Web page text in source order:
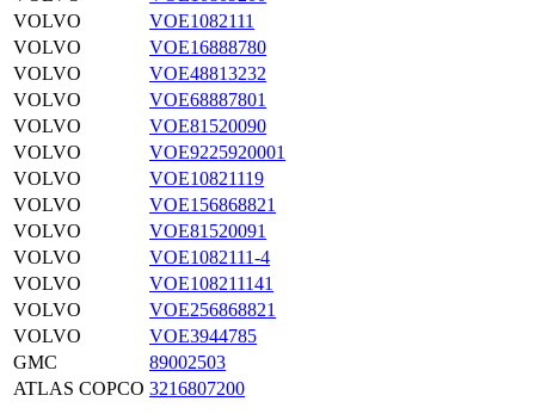
VOLVO
VOE1082111
VOLVO
VOE16888780
VOLVO
VOE48813232
VOLVO
VOE68887801
VOLVO
VOE81520090
VOLVO
VOE9225920001
VOLVO
VOE10821119
VOLVO
VOE156868821
VOLVO
VOE81520091
VOLVO
VOE1082111-4
VOLVO
VOE108211141
VOLVO
VOE256868821
VOLVO
VOE3944785
GMC
89002503
ATLAS COPCO 3216807200